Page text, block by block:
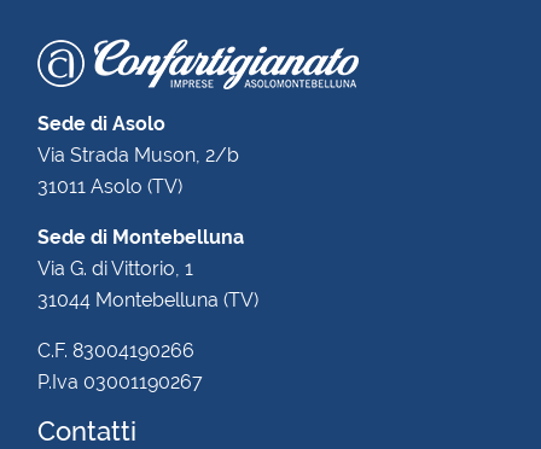
Sede di Asolo
Via Strada Muson, 2/b
31011 Asolo (TV)
Sede di Montebelluna
Via G. di Vittorio, 1
31044 Montebelluna (TV)
C.F. 83004190266
P.Iva 03001190267
Contatti